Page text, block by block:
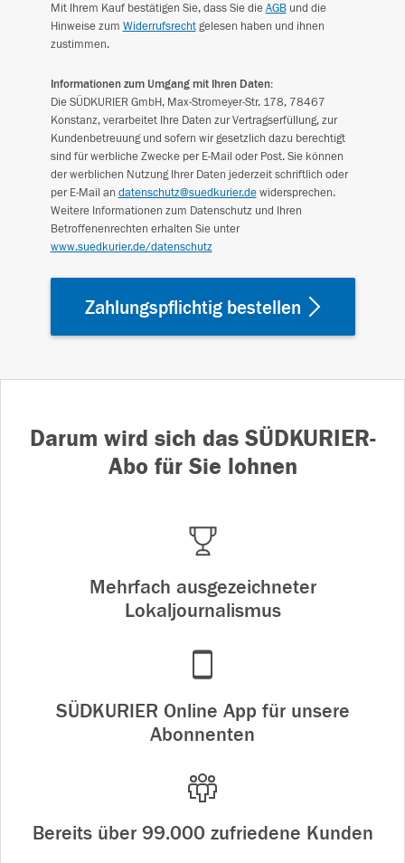
Mit Ihrem Kauf bestätigen Sie, dass Sie dieAGBund die
Hinweise zum Widerrufsrechtgelesen haben und ihnen
zustimmen.
Informationen zum Umgang mit Ihren Daten:
Die SÜDKURIER GmbH, Max-Stromeyer-Str. 178, 78467
Konstanz, verarbeitet Ihre Daten zur Vertragserfüllung, zur
Kundenbetreuung und sofern wir gesetzlich dazu berechtigt
sind für werbliche Zwecke per E-Mail oder Post. Sie können
der werblichen Nutzung Ihrer Daten jederzeit schriftlich oder
per E-Mail an datenschutz@suedkurier.dewidersprechen.
Weitere Informationen zum Datenschutz und Ihren
Betroffenenrechten erhalten Sie unter
www.suedkurier.de/datenschutz
Zahlungspflichtig bestellen
Darum wird sich das SÜDKURIER-
Abo für Sie lohnen
Mehrfach ausgezeichneter
Lokaljournalismus
SÜDKURIER Online App für unsere
Abonnenten
Bereits über 99.000 zufriedene Kunden